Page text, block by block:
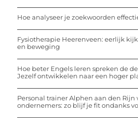
Hoe analyseer je zoekwoorden
Fysiotherapie Heerenveen: eerlijk
en beweging
Hoe beter Engels leren spreken de
Jezelf ontwikkelen naar een hoger
Personal trainer Alphen aan den Rijn
ondernemers: zo blijf je fit ondanks